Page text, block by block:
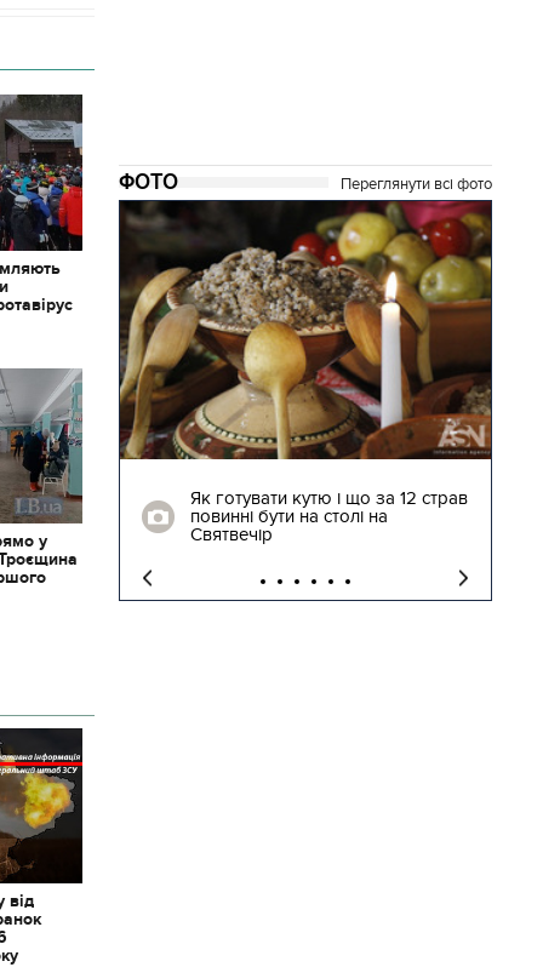
у
від
ФОТО Переглянути всі фото
Як готувати кутю і що за 12 страв
повинні бути на столі на
Святвечір